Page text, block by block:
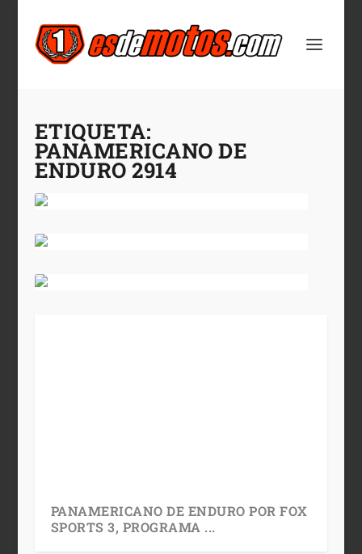
ETIQUETA:
PANAMERICANO DE
ENDURO 2914
PANAMERICANO DE ENDURO POR FOX
SPORTS 3, PROGRAMA ...